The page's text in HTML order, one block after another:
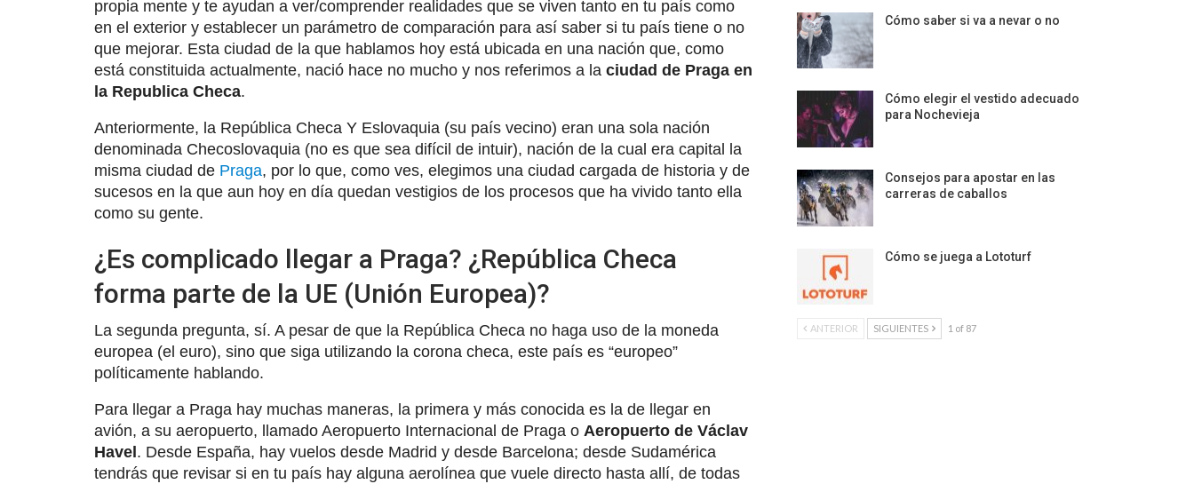
propia mente y te ayudan a ver/comprender realidades que se viven tanto en tu país como
en el exterior y establecer un parámetro de comparación para así saber si tu país tiene o no
que mejorar. Esta ciudad de la que hablamos hoy está ubicada en una nación que, como
está constituida actualmente, nació hace no mucho y nos referimos a la ciudad de Praga en
la Republica Checa.
Anteriormente, la República Checa Y Eslovaquia (su país vecino) eran una sola nación
denominada Checoslovaquia (no es que sea difícil de intuir), nación de la cual era capital la
misma ciudad de Praga, por lo que, como ves, elegimos una ciudad cargada de historia y de
sucesos en la que aun hoy en día quedan vestigios de los procesos que ha vivido tanto ella
como su gente.
¿Es complicado llegar a Praga? ¿República Checa
forma parte de la UE (Unión Europea)?
La segunda pregunta, sí. A pesar de que la República Checa no haga uso de la moneda
europea (el euro), sino que siga utilizando la corona checa, este país es “europeo”
políticamente hablando.
Para llegar a Praga hay muchas maneras, la primera y más conocida es la de llegar en
avión, a su aeropuerto, llamado Aeropuerto Internacional de Praga o Aeropuerto de Václav
Havel . Desde España, hay vuelos desde Madrid y desde Barcelona; desde Sudamérica
tendrás que revisar si en tu país hay alguna aerolínea que vuele directo hasta allí, de todas
Cómo saber si va a nevar o no
Cómo elegir el vestido adecuado
para Nochevieja
Consejos para apostar en las
carreras de caballos
Cómo se juega a Lototurf
ANTERIOR SIGUIENTES 1 of 87